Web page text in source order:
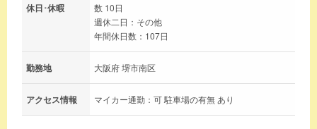
休日･休暇
数 10日
週休二日：その他
年間休日数：107日
勤務地 大阪府 堺市南区
アクセス情報 マイカー通勤：可 駐車場の有無 あり